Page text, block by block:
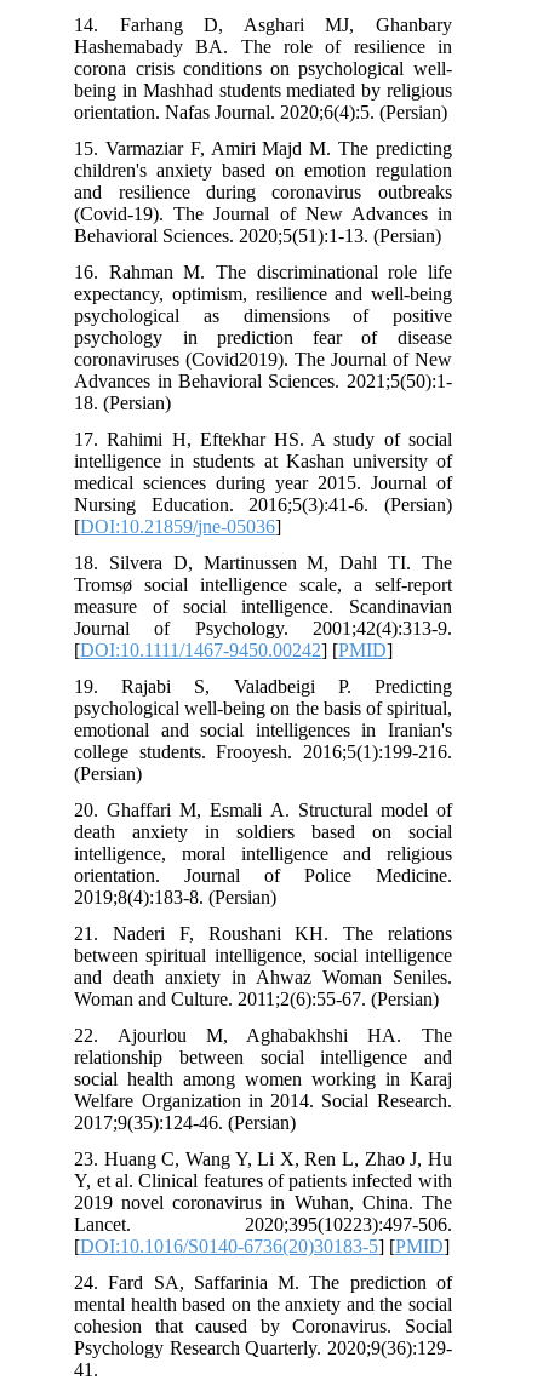
14. Farhang D, Asghari MJ,
Hashemabady BA. The role of
corona crisis conditions on
being in Mashhad students mediated
orientation. Nafas Journal. 2020;6(4):5.
15. Varmaziar F, Amiri Majd M. The
children's anxiety based on emotion
and resilience during coronavirus
(Covid-19). The Journal of New
Behavioral Sciences. 2020;5(51):1-13.
16. Rahman M. The
expectancy, optimism, resilience and
psychological as dimensions of
psychology in prediction fear of
coronaviruses (Covid2019). The
Advances in Behavioral Sciences.
17. Rahimi H, Eftekhar HS. A study
intelligence in students at Kashan
medical sciences during year 2015.
Nursing Education. 2016;5(3):41-6.
[DOI:10.21859/jne-05036
18. Silvera D, Martinussen M,
Tromsø social intelligence scale, a
measure of social intelligence.
Journal of Psychology.
[DOI:10.1111/1467-9450.00242
19. Rajabi S, Valadbeigi P.
psychological well-being on the basis of
emotional and social intelligences in
college students. Frooyesh.
20. Ghaffari M, Esmali A. Structural
death anxiety in soldiers based
intelligence, moral intelligence and
orientation. Journal of Police
2019;8(4):183-8. (Persian)
21. Naderi F, Roushani KH. The
between spiritual intelligence, social
and death anxiety in Ahwaz Woman
Woman and Culture. 2011;2(6):55-67.
22. Ajourlou M, Aghabakhshi
relationship between social
social health among women working
Welfare Organization in 2014. Social
2017;9(35):124-46. (Persian)
23. Huang C, Wang Y, Li X, Ren L,
Y, et al. Clinical features of patients
2019 novel coronavirus in Wuhan,
Lancet.
[DOI:10.1016/S0140-6736(20)30183-5
24. Fard SA, Saffarinia M. The
mental health based on the anxiety and
cohesion that caused by
Psychology Research Quarterly.